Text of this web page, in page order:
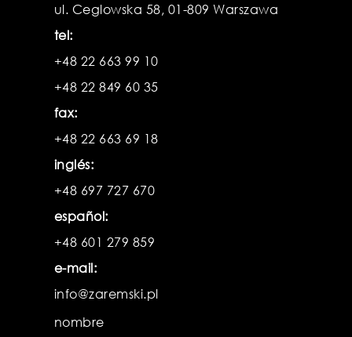
ul. Ceglowska 58, 01-809 Warszawa
tel:
+48 22 663 99 10
+48 22 849 60 35
fax:
+48 22 663 69 18
inglés:
+48 697 727 670
español:
+48 601 279 859
e-mail:
info@zaremski.pl
nombre